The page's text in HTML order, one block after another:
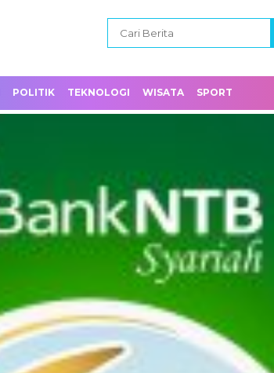
POLITIK TEKNOLOGI WISATA SPORT